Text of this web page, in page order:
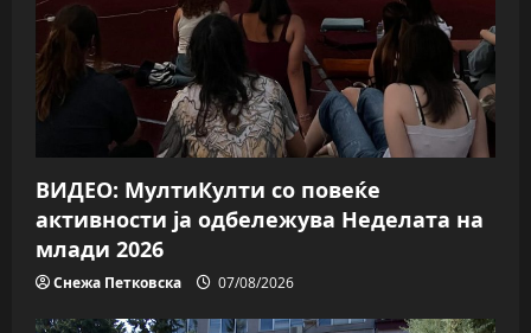
a
t
i
o
n
ВИДЕО: МултиКулти со повеќе
активности ја одбележува Неделата на
млади 2026
Снежа Петковска 07/08/2026